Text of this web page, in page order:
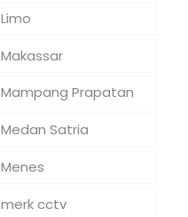
Limo
Makassar
Mampang Prapatan
Medan Satria
Menes
merk cctv